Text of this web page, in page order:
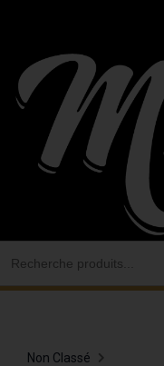
contenu
Non Classé